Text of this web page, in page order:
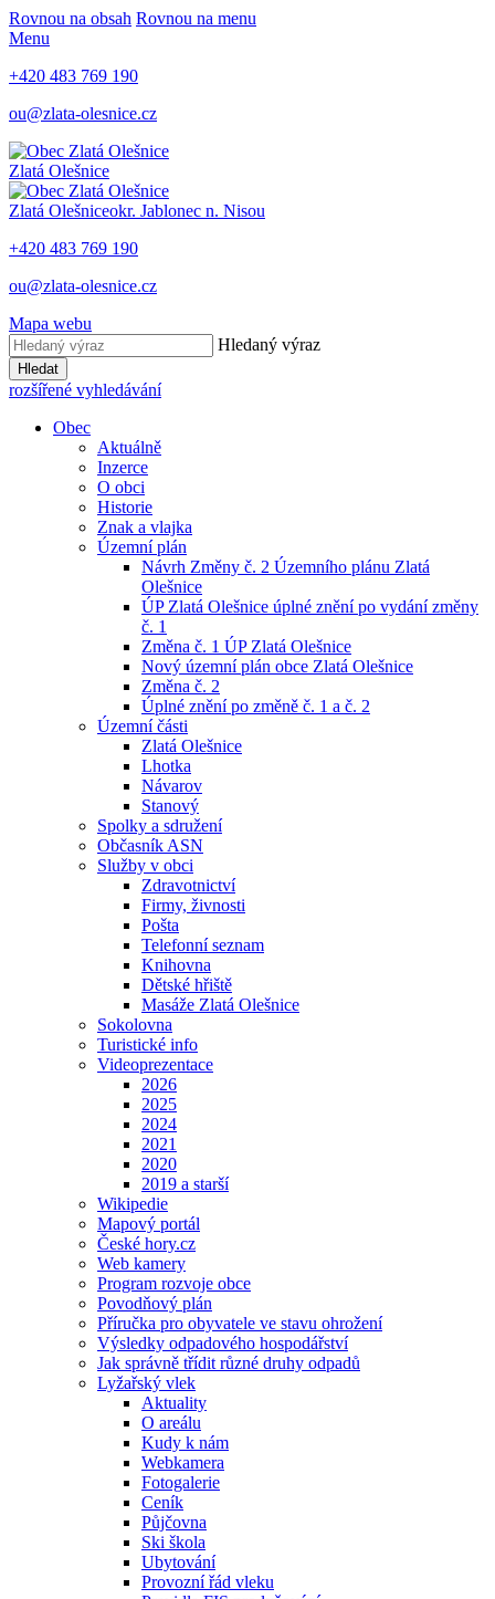
Rovnou na obsah Rovnou na menu
Menu
+420 483 769 190
ou@zlata-olesnice.cz
Zlatá Olešnice
Zlatá Olešniceokr. Jablonec n. Nisou
+420 483 769 190
ou@zlata-olesnice.cz
Mapa webu
Hledaný výraz
Hledat
rozšířené vyhledávání
Obec
Aktuálně
Inzerce
O obci
Historie
Znak a vlajka
Územní plán
Návrh Změny č. 2 Územního plánu Zlatá
Olešnice
ÚP Zlatá Olešnice úplné znění po vydání změny
č. 1
Změna č. 1 ÚP Zlatá Olešnice
Nový územní plán obce Zlatá Olešnice
Změna č. 2
Úplné znění po změně č. 1 a č. 2
Územní části
Zlatá Olešnice
Lhotka
Návarov
Stanový
Spolky a sdružení
Občasník ASN
Služby v obci
Zdravotnictví
Firmy, živnosti
Pošta
Telefonní seznam
Knihovna
Dětské hřiště
Masáže Zlatá Olešnice
Sokolovna
Turistické info
Videoprezentace
2026
2025
2024
2021
2020
2019 a starší
Wikipedie
Mapový portál
České hory.cz
Web kamery
Program rozvoje obce
Povodňový plán
Příručka pro obyvatele ve stavu ohrožení
Výsledky odpadového hospodářství
Jak správně třídit různé druhy odpadů
Lyžařský vlek
Aktuality
O areálu
Kudy k nám
Webkamera
Fotogalerie
Ceník
Půjčovna
Ski škola
Ubytování
Provozní řád vleku